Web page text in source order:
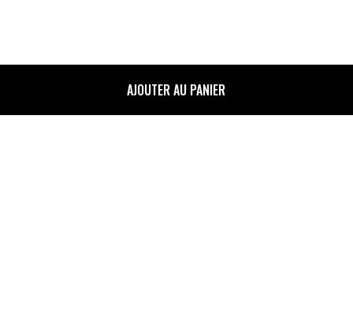
AJOUTER AU PANIER